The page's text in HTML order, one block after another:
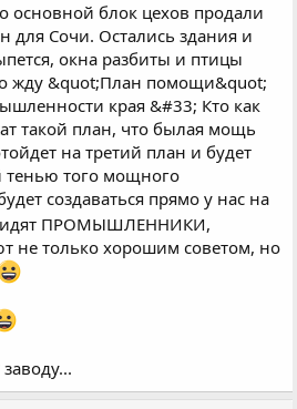
основной блок цехов продали
для Сочи. Остались здания и
окна разбиты и птицы
жду &quot;План помощи&quot;
края &#33; Кто как
такой план, что былая мощь
на третий план и будет
того мощного
создаваться прямо у нас на
ПРОМЫШЛЕННИКИ,
не только хорошим советом, но